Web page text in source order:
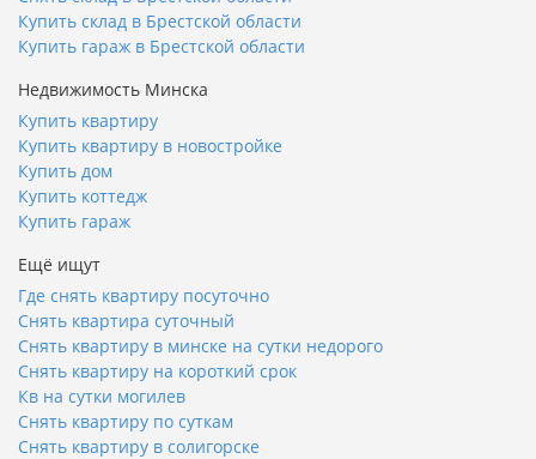
Купить склад в Брестской области
Купить гараж в Брестской области
Недвижимость Минска
Купить квартиру
Купить квартиру в новостройке
Купить дом
Купить коттедж
Купить гараж
Ещё ищут
Где снять квартиру посуточно
Снять квартира суточный
Снять квартиру в минске на сутки недорого
Снять квартиру на короткий срок
Кв на сутки могилев
Снять квартиру по суткам
Снять квартиру в солигорске